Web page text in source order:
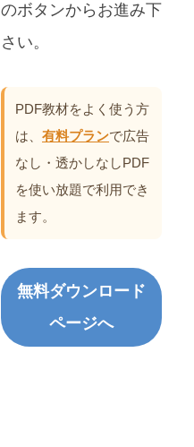
のボタンからお進み下
さい。
PDF教材をよく使う方
は、 有料プランで広告
なし・透かしなしPDF
を使い放題で利用でき
ます。
無料ダウンロード
ページへ